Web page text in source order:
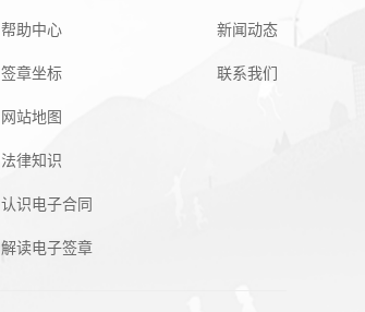
帮助中心
签章坐标
网站地图
法律知识
认识电子合同
解读电子签章
新闻动态
联系我们